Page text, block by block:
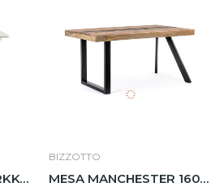
MESA EXTERIOR JARKKO 160-240X90 BLANCO
BIZZOTTO
MESA MANCHESTER 160X90